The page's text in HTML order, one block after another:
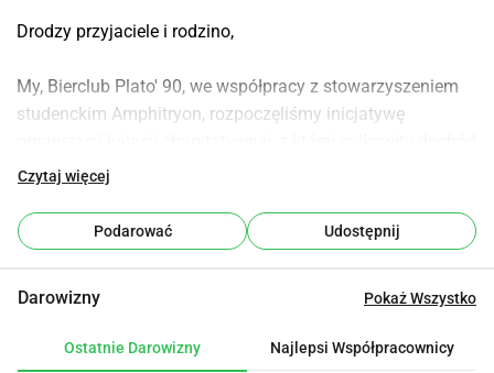
Drodzy przyjaciele i rodzino,
My, Bierclub Plato' 90, we współpracy z stowarzyszeniem
studenckim Amphitryon, rozpoczęliśmy inicjatywę
zostanie przekazany na fundację Movember. Być może
mężczyźni zapuszczają wąsy, aby zwiększyć świadomość
na temat raka prostaty, raka jąder i ogólnego dobrostanu
Amphitryon.
Za pośrednictwem tej wiadomości apelujemy o darowizny.
Czytaj więcej
Podarować Udostępnij
Darowizny Pokaż Wszystko
Ostatnie Darowizny Najlepsi Współpracownicy